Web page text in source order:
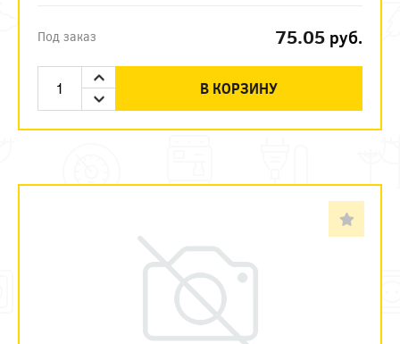
Под заказ 75.05 руб.
В КОРЗИНУ